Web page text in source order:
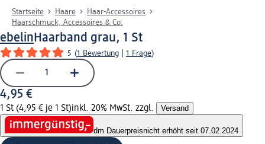
Startseite Haare
Haar-Accessoires
Haarschmuck, Accessoires & Co.
ebelin Haarband grau, 1 St
5 (1 Bewertung 1 Frage)
4,95 €
1 St (4,95 € je 1 St)inkl. 20% MwSt. zzgl. Versand
dm Dauerpreisnicht erhöht seit 07.02.2024